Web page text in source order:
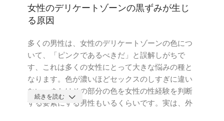
女性のデリケートゾーンの黒ずみが生じ
る原因
多くの男性は、女性のデリケートゾーンの色につ
いて、「ピンクであるべきだ」と誤解しがちで
す、これは多くの女性にとって大きな悩みの種と
なります。色が濃いほどセックスのしすぎに違い
ない、またはその部分の色を女性の性経験を判断
する要素にする男性もいるくらいです。実は、外
続きを読む